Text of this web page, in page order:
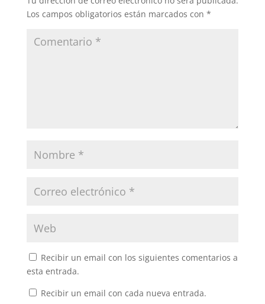
Los campos obligatorios están marcados con *
Recibir un email con los siguientes comentarios a
esta entrada.
Recibir un email con cada nueva entrada.